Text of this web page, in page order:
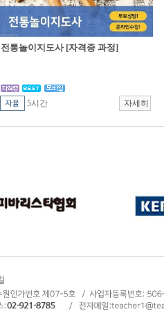
전통놀이지도사 [자격증 과정]
5시간